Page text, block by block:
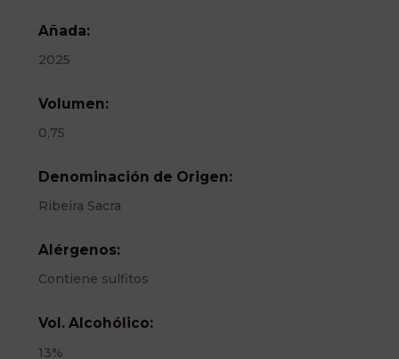
Añada:
2025
Volumen:
0,75
Denominación de Origen:
Ribeira Sacra
Alérgenos:
Contiene sulfitos
Vol. Alcohólico:
13%